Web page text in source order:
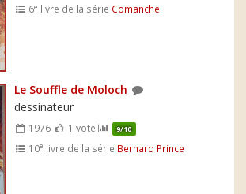
6e livre de la série Comanche
Le Souffle de Moloch
dessinateur
1976 1 vote 9/10
10e livre de la série Bernard Prince